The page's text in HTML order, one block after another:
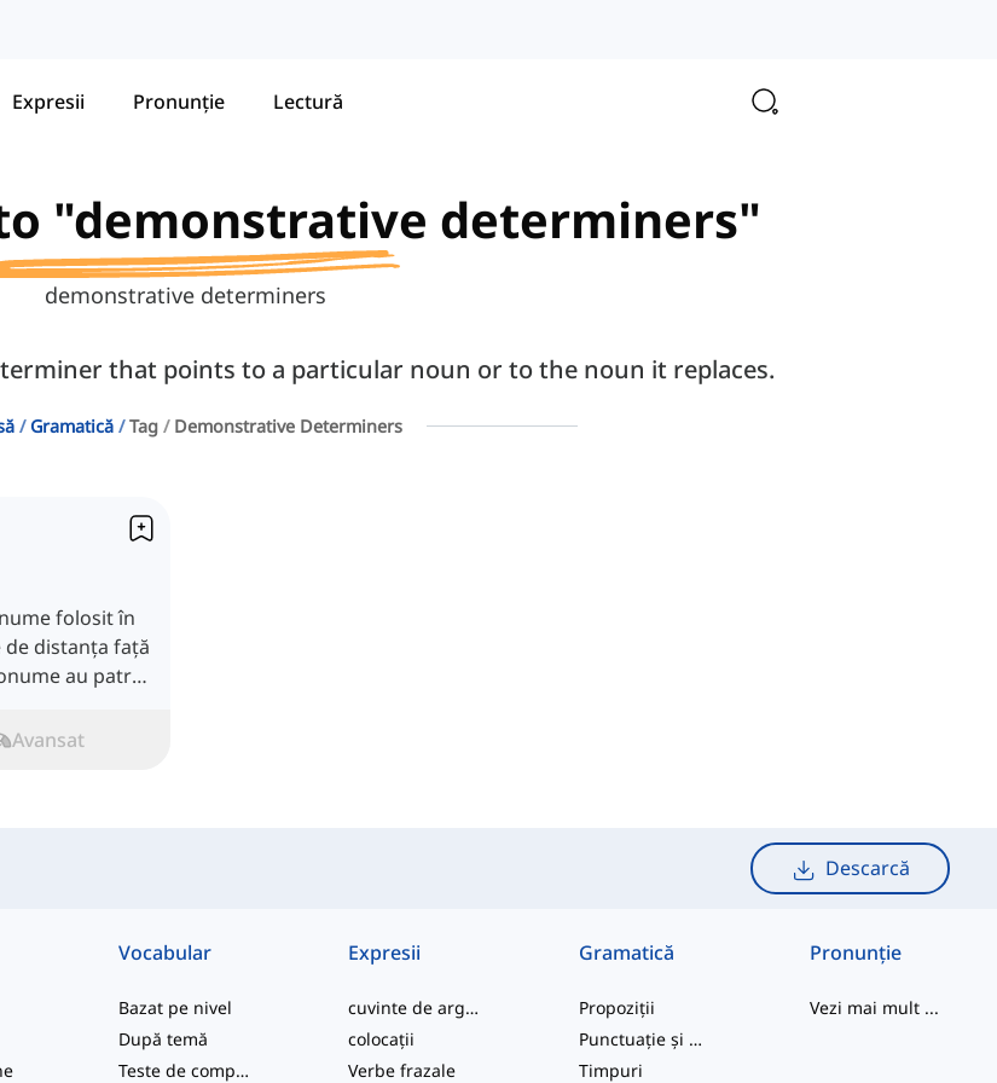
Expresii Pronunție Lectură
"demonstrative determiners"
demonstrative determiners
that points to a particular noun or to the noun it replaces.
Gramatică Tag Demonstrative Determiners
folosit în
distanța față
au patru
Avansat
Descarcă
Vocabular
Bazat pe nivel
După temă
Teste de competență
Expresii
cuvinte de argou
colocații
Verbe frazale
Gramatică
Propoziții
Punctuație și Ortografie
Timpuri
Pronunție
Vezi mai mult ...